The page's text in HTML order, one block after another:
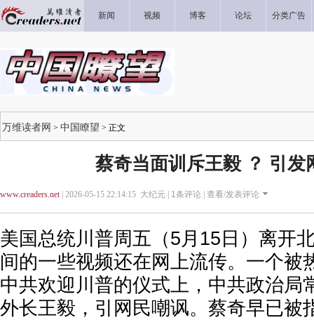
新闻 视频 博客 论坛 分类广告
万维读者网 > 中国瞭望 > 正文
蔡奇当面训斥王毅 ？ 引发
www.creaders.net| 2026-05-15 22:14:15 大纪元 | 1条评论 | 查看/发表评论
美国总统川普周五（5月15日）离开
间的一些视频还在网上流传。一个被
中共欢迎川普的仪式上，中共政治局
外长王毅，引网民嘲讽。蔡奇早已被